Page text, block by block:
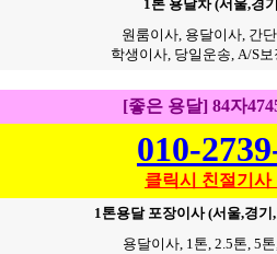
1톤 용달차 (서울,경
원룸이사, 용달이사, 간
학생이사, 당일운송, A/S
[좋은 용달] 84자
010-
클릭시 친절기사
1톤용달 포장이사 (서울,경
용달이사, 1톤, 2.5톤, 5